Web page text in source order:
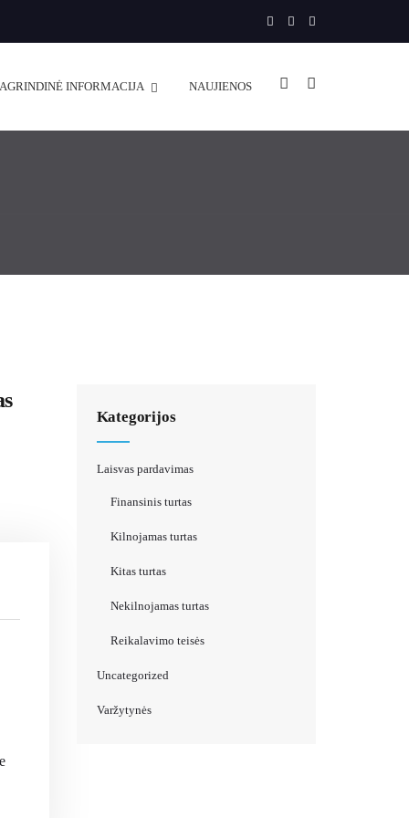
INFORMACIJA NAUJIENOS
Kategorijos
Laisvas pardavimas
Finansinis turtas
Kilnojamas turtas
Kitas turtas
Nekilnojamas turtas
Reikalavimo teisės
Uncategorized
Varžytynės